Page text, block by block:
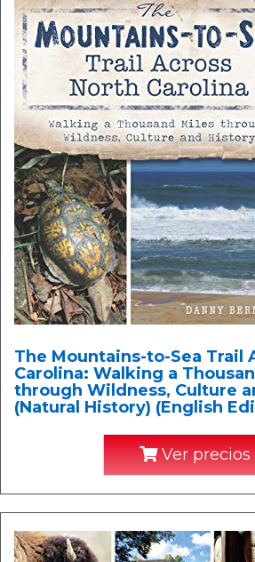
The Mountains-to-Sea Trail
Carolina: Walking a
through Wildness, Culture
(Natural History) (English
Ver